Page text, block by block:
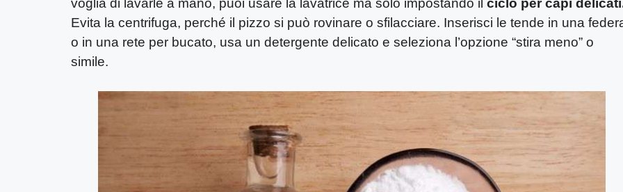
Evita la centrifuga, perché il pizzo si può rovinare o sfilacciare. Inserisci le tende in una
o in una rete per bucato, usa un detergente delicato e seleziona l’opzione “stira meno” o
simile.